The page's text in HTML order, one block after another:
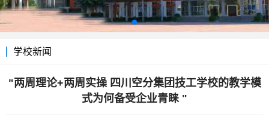
学校新闻
"两周理论+两周实操 四川空分集团技工学校的教学模
式为何备受企业青睐 "